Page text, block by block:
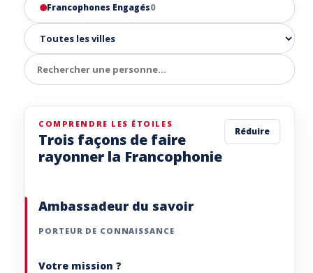
Francophones Engagés0
COMPRENDRE LES ÉTOILES
Trois façons de faire
rayonner la Francophonie
Réduire
Ambassadeur du savoir
PORTEUR DE CONNAISSANCE
Votre mission ?